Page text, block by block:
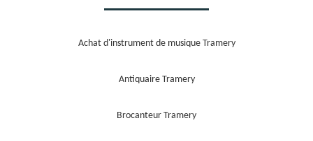
Achat d'instrument de musique Tramery
Antiquaire Tramery
Brocanteur Tramery